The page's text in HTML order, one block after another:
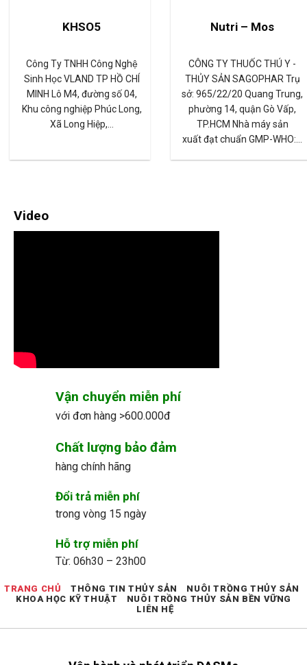
Xử lý nước và đáy
Công ty TNHH Công Nghệ Kỹ
Thuật Sinh Hóa Thái Nam
Việt Địa chỉ: 126 Lã Xuân Oai,
KP 3, P.Tăng Nhơn Phú A,
Q.9…
Vistami
Công ty CP Công Nghệ
Chuẩn Sinh Học Vĩnh
(VinhthinhBiostadt JSC)
chỉ: Lô 23 đường Tân
KCN Tân Tạo, P. Tân…
Video
Vận chuyển miễn phí
với đơn hàng >600.000đ
Chất lượng bảo đảm
hàng chính hãng
Đổi trả miễn phí
trong vòng 15 ngày
Hỗ trợ miễn phí
Từ: 06h30 – 23h00
TRANG CHỦ THÔNG TIN THỦY SẢN
NUÔI TRỒNG THỦY SẢN
KHOA HỌC KỸ THUẬT
NUÔI TRỒNG THỦY SẢN BỀN VỮNG
LIÊN HỆ